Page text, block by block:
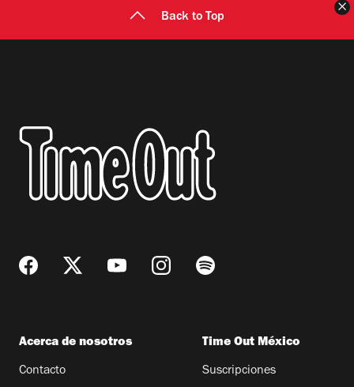
Back to Top
Acerca de nosotros
Contacto
Time Out México
Suscripciones